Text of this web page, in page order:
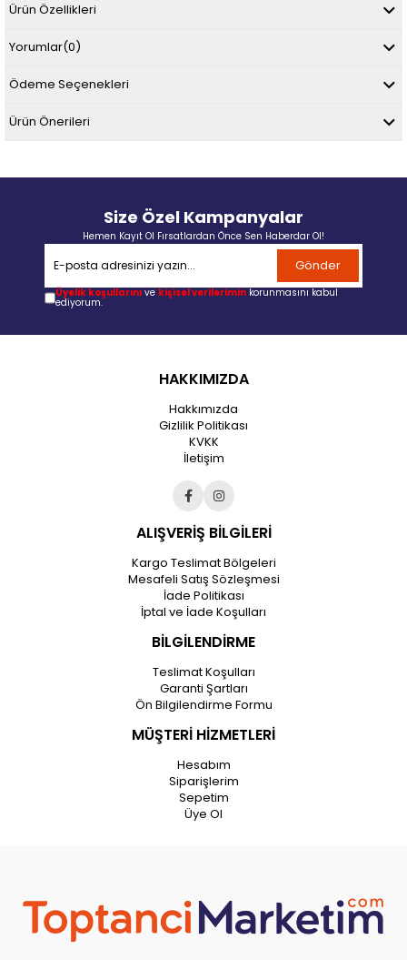
Ürün Özellikleri
Yorumlar(0)
Ödeme Seçenekleri
Ürün Önerileri
Size Özel Kampanyalar
Hemen Kayıt Ol Fırsatlardan Önce Sen Haberdar Ol!
Gönder
Üyelik koşullarını ve kişisel verilerimin korunmasını kabul
ediyorum.
HAKKIMIZDA
Hakkımızda
Gizlilik Politikası
KVKK
İletişim
ALIŞVERİŞ BİLGİLERİ
Kargo Teslimat Bölgeleri
Mesafeli Satış Sözleşmesi
İade Politikası
İptal ve İade Koşulları
BİLGİLENDİRME
Teslimat Koşulları
Garanti Şartları
Ön Bilgilendirme Formu
MÜŞTERİ HİZMETLERİ
Hesabım
Siparişlerim
Sepetim
Üye Ol